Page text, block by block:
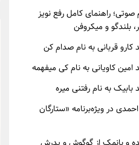
راهنمای کامل رفع نویز
بلندگو و میکروفن
قربانی به نام صدام کن
کاویانی به نام کی میفهمه
به نام رفتنی میره
در ویژه‌برنامه «ستارگان